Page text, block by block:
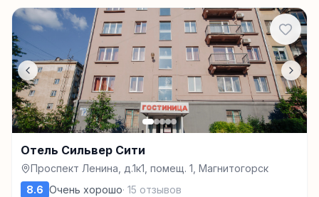
Отель Сильвер Сити
Проспект Ленина, д.1к1, помещ. 1, Магнитогорск
8.6 Очень хорошо· 15 отзывов